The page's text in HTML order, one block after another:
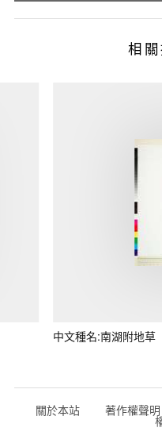
相
中文種名:南湖附地草
關於本站 著作權聲明